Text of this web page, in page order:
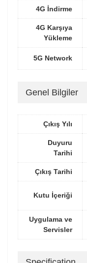
4G İndirme
4G Karşıya
Yükleme
5G Network
Genel Bilgiler
Çıkış Yılı
Duyuru
Tarihi
Çıkış Tarihi
Kutu İçeriği
Uygulama ve
Servisler